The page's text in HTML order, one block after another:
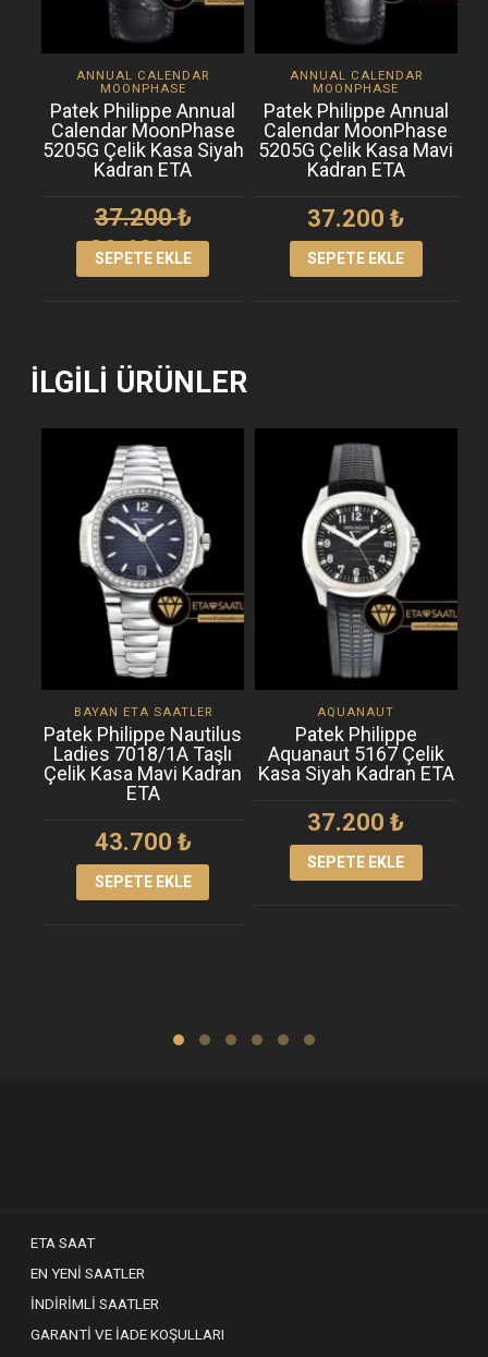
ANNUAL CALENDAR
MOONPHASE
Patek Philippe Annual
Calendar MoonPhase
5205G Çelik Kasa Siyah
Kadran ETA
37.200₺
Orijinal
fiyat:
37.200 ₺.
30.600₺ Şu
fiyat:
SEPETE EKLE
ANNUAL CALENDAR
MOONPHASE
Patek Philippe Annual
Calendar MoonPhase
5205G Çelik Kasa Mavi
Kadran ETA
37.200₺
SEPETE EKLE
İLGILI ÜRÜNLER
BAYAN ETA SAATLER
Patek Philippe Nautilus
Ladies 7018/1A Taşlı
Çelik Kasa Mavi Kadran
ETA
43.700 ₺
SEPETE EKLE
AQUANAUT
Patek Philippe
Aquanaut 5167 Çelik
Kasa Siyah Kadran ETA
37.200₺
SEPETE EKLE
ETA SAAT
EN YENI SAATLER
İNDIRIMLI SAATLER
GARANTI VE İADE KOŞULLARI